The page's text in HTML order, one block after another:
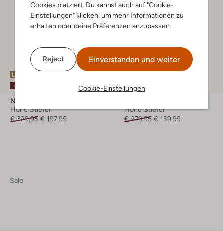
Cookies platziert. Du kannst auch auf "Cookie-
Einstellungen" klicken, um mehr Informationen zu
erhalten oder deine Präferenzen anzupassen.
Reject Einverstanden und weiter
Cookie-Einstellungen
Letzter Artikel
-40%
Nubikk
Hohe Stiefel
€ 329,95 € 197,99
-50%
Hohe Stiefel
€ 279,95 € 139,99
Sale